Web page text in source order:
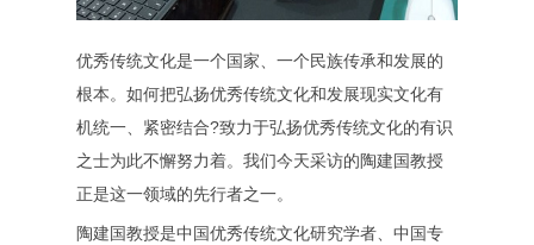
优秀传统文化是一个国家、一个民族传承和发展的
根本。如何把弘扬优秀传统文化和发展现实文化有
机统一、紧密结合?致力于弘扬优秀传统文化的有识
之士为此不懈努力着。我们今天采访的陶建国教授
正是这一领域的先行者之一。
陶建国教授是中国优秀传统文化研究学者、中国专